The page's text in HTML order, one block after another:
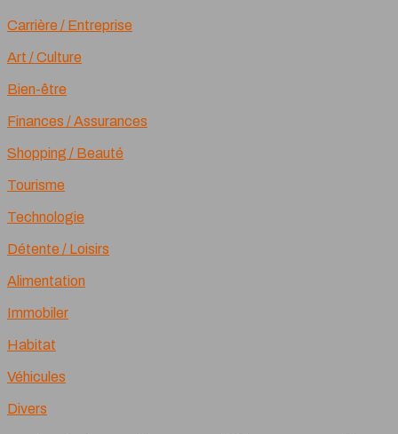
Carrière / Entreprise
Art / Culture
Bien-être
Finances / Assurances
Shopping / Beauté
Tourisme
Technologie
Détente / Loisirs
Alimentation
Immobiler
Habitat
Véhicules
Divers